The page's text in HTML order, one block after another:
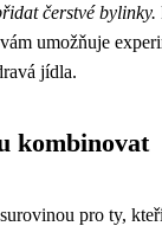
čerstvé bylinky.
umožňuje
jídla.
kombinovat
pro ty,